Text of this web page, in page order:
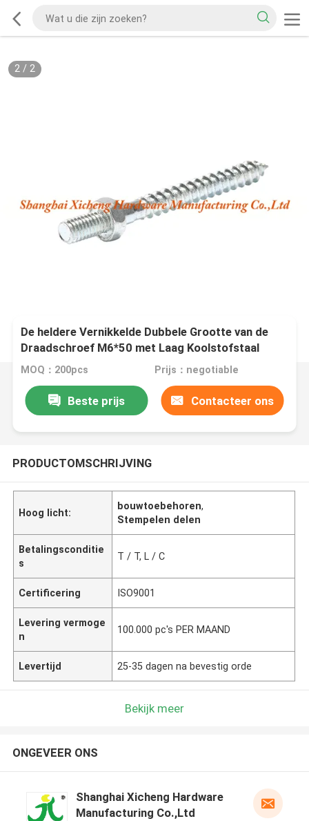
2/ 2
De heldere Vernikkelde Dubbele Grootte van de
Draadschroef M6*50 met Laag Koolstofstaal
MOQ：200pcs Prijs：negotiable
Beste prijs Contacteer ons
PRODUCTOMSCHRIJVING
Hoog licht:
bouwtoebehoren,
Stempelen delen
Betalingsconditie
s
T / T, L / C
Certificering ISO9001
Levering vermoge
n
100.000 pc's PER MAAND
Levertijd 25-35 dagen na bevestig orde
Bekijk meer
ONGEVEER ONS
Shanghai Xicheng Hardware
Manufacturing Co.,Ltd